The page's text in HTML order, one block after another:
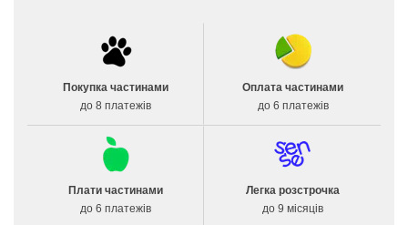
Покупка частинами
до 8 платежів
Оплата частинами
до 6 платежів
Плати частинами
до 6 платежів
Легка розстрочка
до 9 місяців